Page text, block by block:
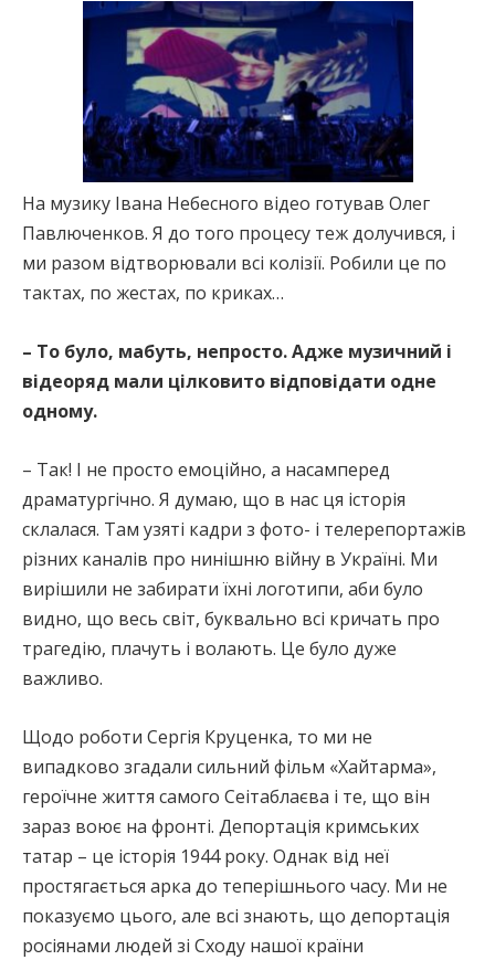
На музику Івана Небесного відео готував Олег
Павлюченков. Я до того процесу теж долучився, і
ми разом відтворювали всі колізії. Робили це по
тактах, по жестах, по криках…
– То було, мабуть, непросто. Адже музичний і
відеоряд мали цілковито відповідати одне
одному.
– Так! І не просто емоційно, а насамперед
драматургічно. Я думаю, що в нас ця історія
склалася. Там узяті кадри з фото- і телерепортажів
різних каналів про нинішню війну в Україні. Ми
вирішили не забирати їхні логотипи, аби було
видно, що весь світ, буквально всі кричать про
трагедію, плачуть і волають. Це було дуже
важливо.
Щодо роботи Сергія Круценка, то ми не
випадково згадали сильний фільм «Хайтарма»,
героїчне життя самого Сеітаблаєва і те, що він
зараз воює на фронті. Депортація кримських
татар – це історія 1944 року. Однак від неї
простягається арка до теперішнього часу. Ми не
показуємо цього, але всі знають, що депортація
росіянами людей зі Сходу нашої країни